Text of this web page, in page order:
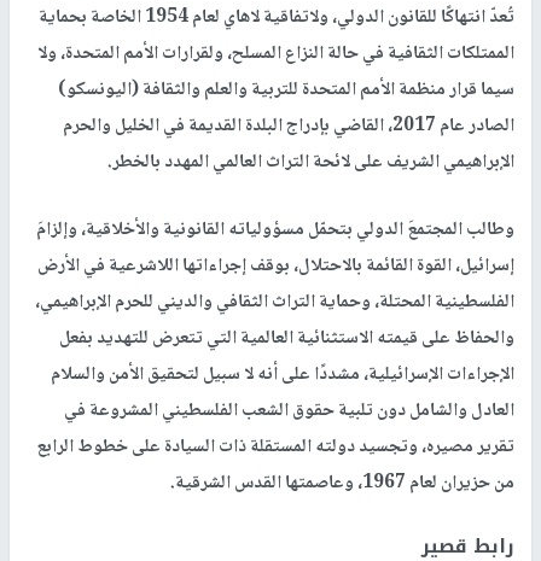
تُعدّ انتهاكًا للقانون الدولي، ولاتفاقية لاهاي لعام 1954 الخاصة بحماية
الممتلكات الثقافية في حالة النزاع المسلح، ولقرارات الأمم المتحدة، ولا
سيما قرار منظمة الأمم المتحدة للتربية والعلم والثقافة (اليونسكو)
الصادر عام 2017، القاضي بإدراج البلدة القديمة في الخليل والحرم
الإبراهيمي الشريف على لائحة التراث العالمي المهدد بالخطر.
وطالب المجتمعَ الدولي بتحمّل مسؤولياته القانونية والأخلاقية، وإلزامَ
إسرائيل، القوة القائمة بالاحتلال، بوقف إجراءاتها اللاشرعية في الأرض
الفلسطينية المحتلة، وحماية التراث الثقافي والديني للحرم الإبراهيمي،
والحفاظ على قيمته الاستثنائية العالمية التي تتعرض للتهديد بفعل
الإجراءات الإسرائيلية، مشددًا على أنه لا سبيل لتحقيق الأمن والسلام
العادل والشامل دون تلبية حقوق الشعب الفلسطيني المشروعة في
تقرير مصيره، وتجسيد دولته المستقلة ذات السيادة على خطوط الرابع
من حزيران لعام 1967، وعاصمتها القدس الشرقية.
رابط قصير